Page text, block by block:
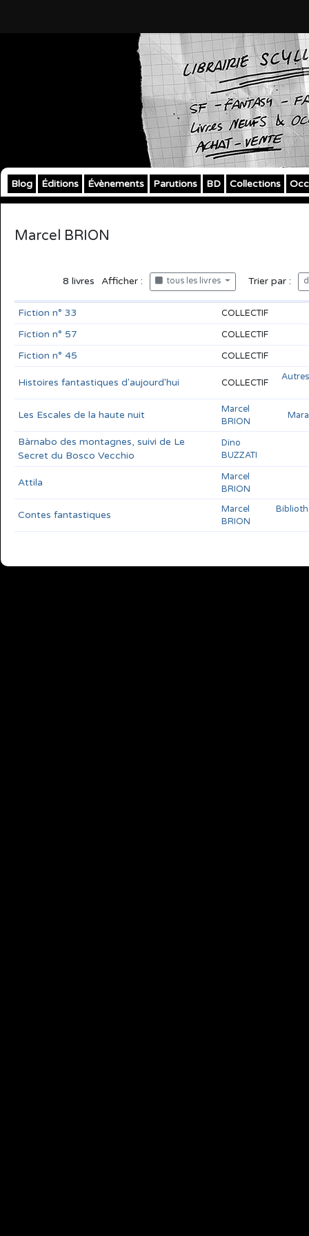
Blog Éditions Évènements Parutions BD Collections
Marcel BRION
8 livres Afficher : tous les livres Trier par :
Fiction n° 33 COLLECTIF
Fiction n° 57 COLLECTIF
Fiction n° 45 COLLECTIF
Histoires fantastiques d'aujourd'hui COLLECTIF
Les Escales de la haute nuit
Marcel
BRION
Bàrnabo des montagnes, suivi de Le
Secret du Bosco Vecchio
Dino
BUZZATI
Attila
Marcel
BRION
Contes fantastiques
Marcel
BRION